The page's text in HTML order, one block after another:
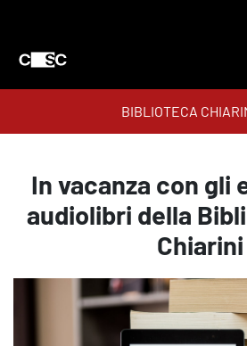
BIBLIOTECA
In vacanza con gli
audiolibri della
Chiarini